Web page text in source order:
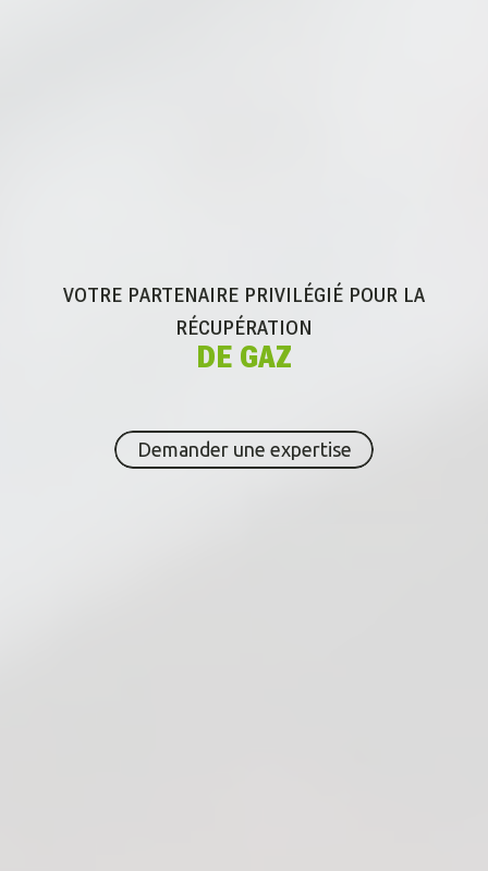
VOTRE PARTENAIRE PRIVILÉGIÉ POUR LA
RÉCUPÉRATION
DE GAZ
Demander une expertise